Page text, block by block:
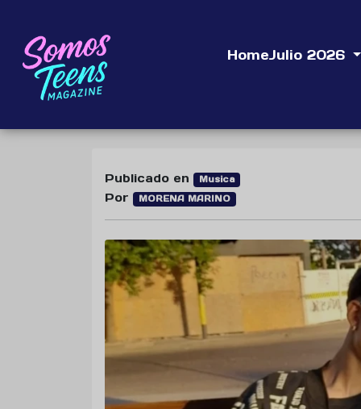
HomeJulio 2026
Publicado en Musica
Por MORENA MARINO